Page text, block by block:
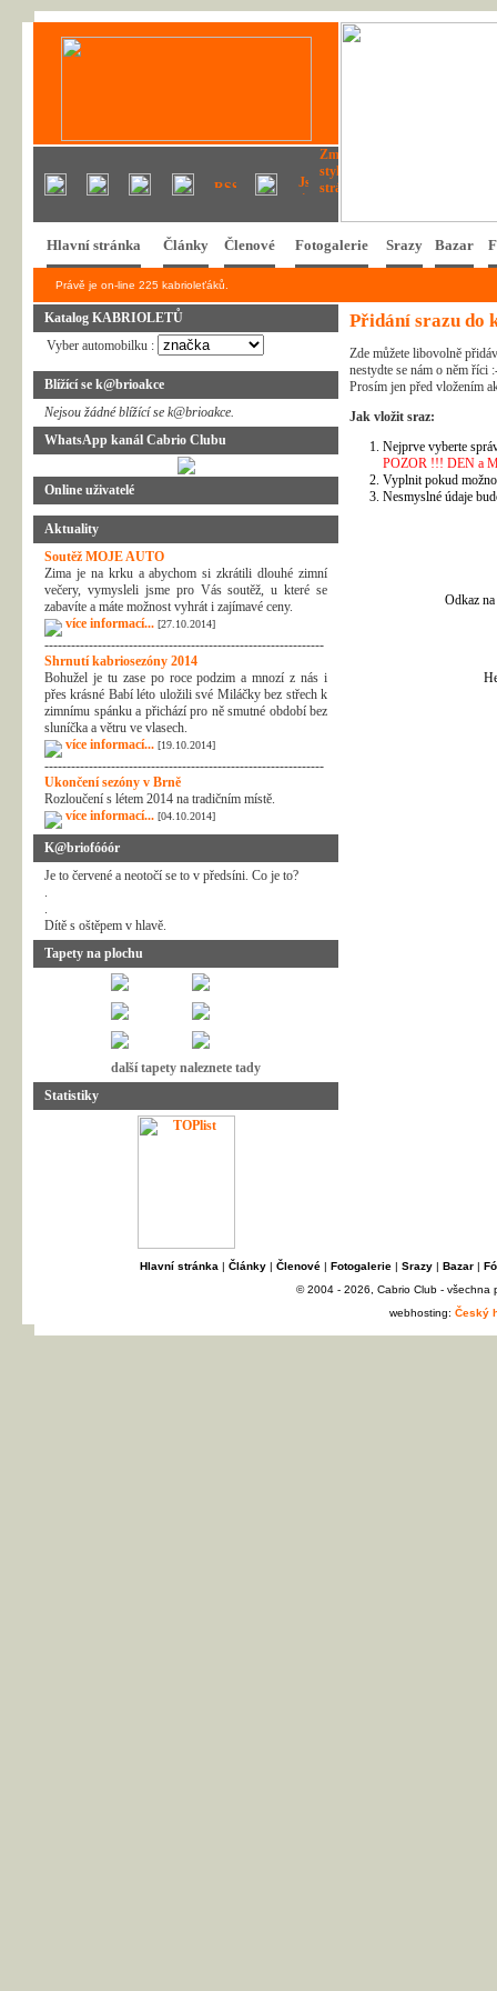
Hlavní stránka Články Členové Fotogalerie Srazy Bazar
Právě je on-line 225 kabrioleťáků.
Katalog KABRIOLETŮ
Vyber automobilku :
Blížící se k@brioakce
Nejsou žádné blížící se k@brioakce.
WhatsApp kanál Cabrio Clubu
Online uživatelé
Aktuality
Soutěž MOJE AUTO
Zima je na krku a abychom si zkrátili dlouhé zimní
večery, vymysleli jsme pro Vás soutěž, u které se
zabavíte a máte možnost vyhrát i zajímavé ceny.
více informací... [27.10.2014]
---------------------------------------------------------------
Shrnutí kabriosezóny 2014
Bohužel je tu zase po roce podzim a mnozí z nás i
přes krásné Babí léto uložili své Miláčky bez střech k
zimnímu spánku a přichází pro ně smutné období bez
sluníčka a větru ve vlasech.
více informací... [19.10.2014]
---------------------------------------------------------------
Ukončení sezóny v Brně
Rozloučení s létem 2014 na tradičním místě.
více informací... [04.10.2014]
K@briofóóór
Je to červené a neotočí se to v předsíni. Co je to?
.
.
Dítě s oštěpem v hlavě.
Tapety na plochu
další tapety naleznete tady
Statistiky
Přidání srazu do
Zde můžete libovolně
nestydte se nám o něm říci
Prosím jen před vložením
Jak vložit sraz:
Nejprve vyberte
POZOR !!! DEN a
Vyplnit pokud
Nesmyslné údaje
Odkaz
Hlavní stránka | Články| Členové| Fotogalerie| Srazy| Bazar|
© 2004 - 2026, Cabrio Club - všechna
webhosting: Český